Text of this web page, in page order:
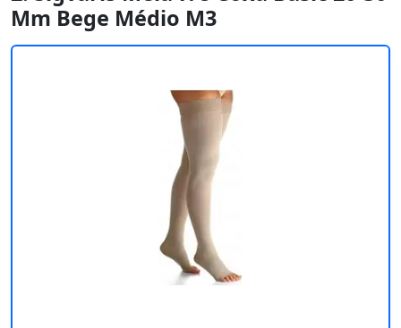
Mm Bege Médio M3